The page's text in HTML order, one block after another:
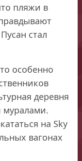
пляжи в
стал
особенно
деревня
на Sky
вагонах